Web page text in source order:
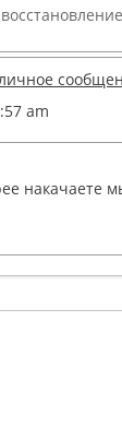
am
накачаете